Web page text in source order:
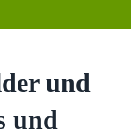
und
und